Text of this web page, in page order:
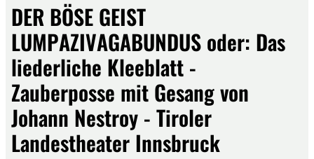
DER BÖSE GEIST
LUMPAZIVAGABUNDUS oder: Das
liederliche Kleeblatt -
Zauberposse mit Gesang von
Johann Nestroy - Tiroler
Landestheater Innsbruck